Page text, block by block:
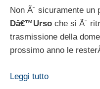
Non Ã¨ sicuramente un
Dâ€™Urso che si Ã¨
trasmissione della
prossimo anno le
Leggi tutto